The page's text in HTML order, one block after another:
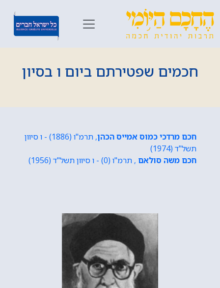
חכמים שפטירתם ביום ו בסיון
חכם מרדכי כמוס אמייס הכהן
, תרמ"ו (1886) - ו סיוון
תשל"ד (1974)
חכם משה סולאם , תרמ"ו (0) - ו סיוון תשל"ד (1956)